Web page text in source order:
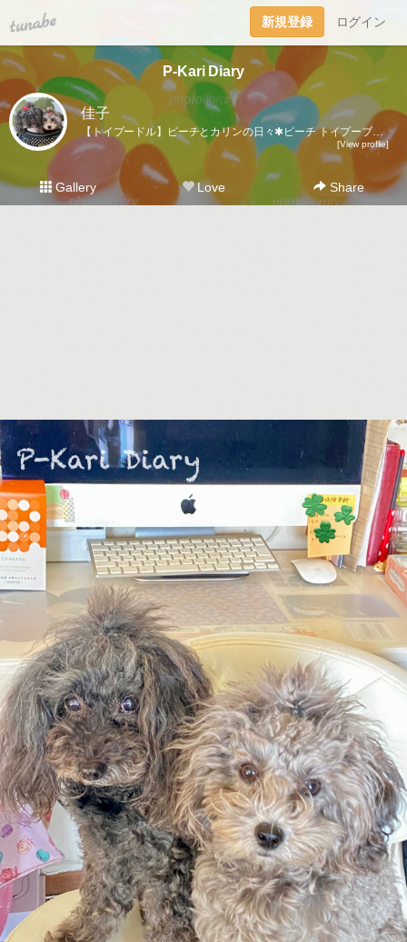
tuna.be 新規登録 ログイン
P-Kari Diary
佳子
【トイプードル】ピーチとカリンの日々✱ピーチ トイプーブラック🐩♀ 🎂2008.1.18 ⚖️3.7kgカリン トイプーシルバー🐩♀ 🎂2022.5.11 ⚖️2.6kg
[View profile]
Gallery Love Share